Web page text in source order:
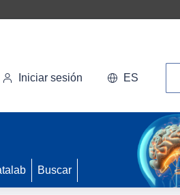
Iniciar sesión ES
Buscar